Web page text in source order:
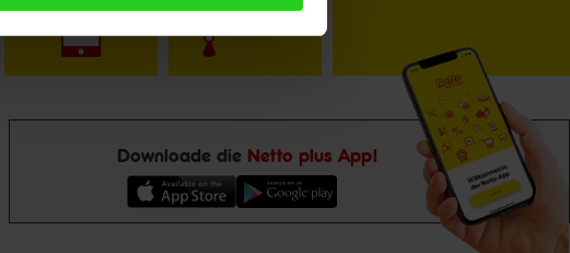
Downloade die Netto plus App!